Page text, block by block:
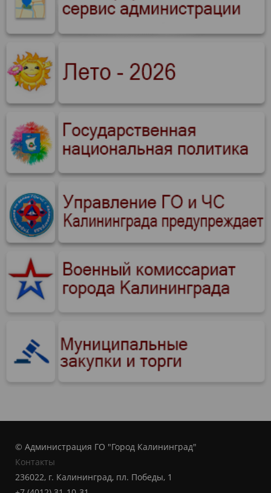
© Администрация ГО "Город Калининград"
Контакты
236022, г. Калининград, пл. Победы, 1